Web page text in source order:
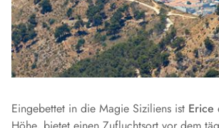
Eingebettet in die Magie Siziliens ist Erice